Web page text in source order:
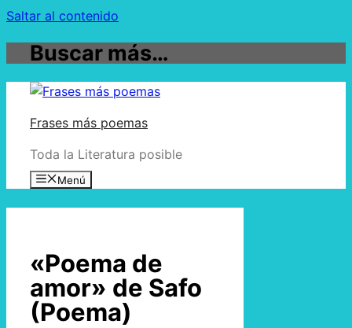
Saltar al contenido
Buscar más…
Frases más poemas
Toda la Literatura posible
Menú
«Poema de
amor» de Safo
(Poema)